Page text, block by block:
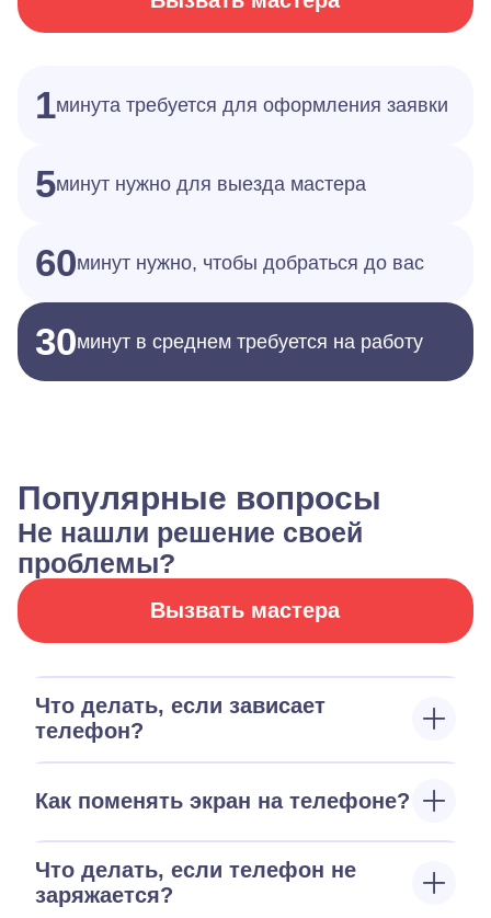
1минута требуется для оформления заявки
5минут нужно для выезда мастера
60минут нужно, чтобы добраться до вас
30минут в среднем требуется на работу
Популярные вопросы
Не нашли решение своей
проблемы?
Вызвать мастера
Что делать, если зависает
телефон?
Как поменять экран на телефоне?
Что делать, если телефон не
заряжается?